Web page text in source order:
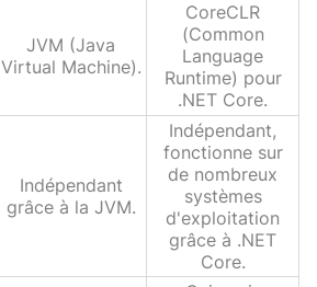
JVM (Java
Virtual Machine).
CoreCLR
(Common
Language
Runtime) pour
.NET Core.
Indépendant
grâce à la JVM.
Indépendant,
fonctionne sur
de nombreux
systèmes
d'exploitation
grâce à .NET
Core.